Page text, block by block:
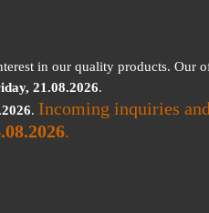
in our quality products. Our
21.08.2026.
. Incoming inquiries
.